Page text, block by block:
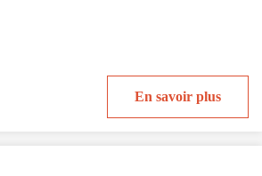
En savoir plus